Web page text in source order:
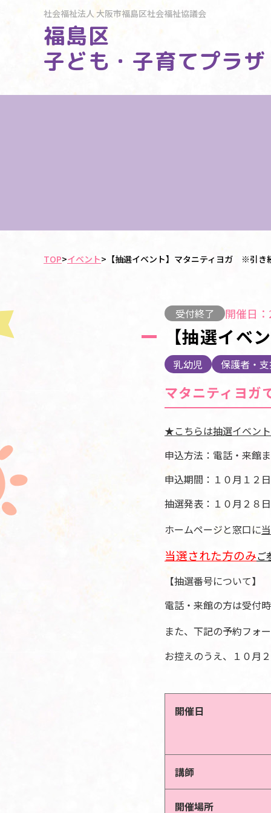
社会福祉法人大阪市福島区社会福祉協議会
福島区
子ども・子育てプラザ
TOP>イベント> 【抽選イベント】マタニティヨガ ※引き
受付終了 開催日
【抽選イ
乳幼児 保護者・
マタニティヨガ
★こちらは抽選イベン
申込方法：電話・来館
申込期間：１０月１２
抽選発表：１０月２８
ホームページと窓口に
当選された方のみご
【抽選番号について】
電話・来館の方は受付
また、下記の予約フォ
お控えのうえ、１０月
開催日
講師
開催場所